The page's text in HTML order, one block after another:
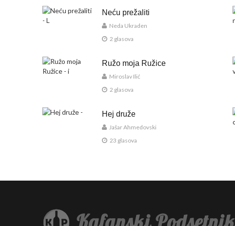
Neću prežaliti
Neda Ukraden
2 glasova
Ružo moja Ružice
Miroslav Ilić
2 glasova
Hej druže
Jašar Ahmedovski
23 glasova